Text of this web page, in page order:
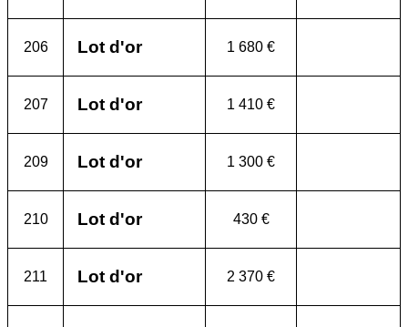
206 Lot d'or 1 680 €
207 Lot d'or 1 410 €
209 Lot d'or 1 300 €
210 Lot d'or 430 €
211 Lot d'or 2 370 €